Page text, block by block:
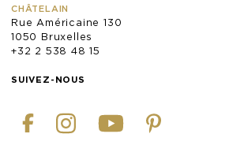
CHÂTELAIN
Rue Américaine 130
1050 Bruxelles
+32 2 538 48 15
SUIVEZ-NOUS